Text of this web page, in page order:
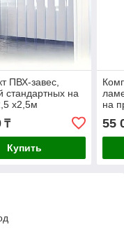
ПВХ-завес,
стандартных на
x2,5м
₸
Купить
на
55